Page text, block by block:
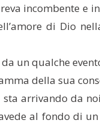
incombente e
di Dio
un qualche
della sua
arrivando da
al fondo di